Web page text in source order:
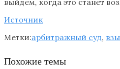
Источник
Метки:арбитражный суд,
Похожие темы